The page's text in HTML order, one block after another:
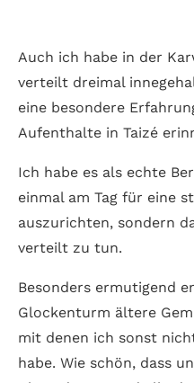
Auch ich habe in der
verteilt dreimal
eine besondere
Aufenthalte in Taizé
Ich habe es als echte
einmal am Tag für eine
auszurichten, sondern
verteilt zu tun.
Besonders ermutigend
Glockenturm ältere
mit denen ich sonst
habe. Wie schön, dass